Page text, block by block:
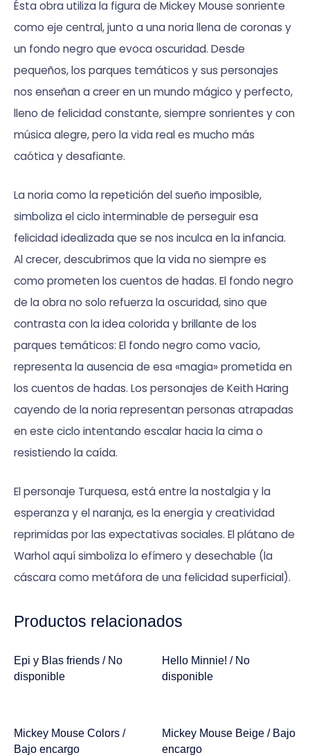
Ésta obra utiliza la figura de Mickey Mouse sonriente
como eje central, junto a una noria llena de coronas y
un fondo negro que evoca oscuridad. Desde
pequeños, los parques temáticos y sus personajes
nos enseñan a creer en un mundo mágico y perfecto,
lleno de felicidad constante, siempre sonrientes y con
música alegre, pero la vida real es mucho más
caótica y desafiante.
La noria como la repetición del sueño imposible,
simboliza el ciclo interminable de perseguir esa
felicidad idealizada que se nos inculca en la infancia.
Al crecer, descubrimos que la vida no siempre es
como prometen los cuentos de hadas. El fondo negro
de la obra no solo refuerza la oscuridad, sino que
contrasta con la idea colorida y brillante de los
parques temáticos: El fondo negro como vacío,
representa la ausencia de esa «magia» prometida en
los cuentos de hadas. Los personajes de Keith Haring
cayendo de la noria representan personas atrapadas
en este ciclo intentando escalar hacia la cima o
resistiendo la caída.
El personaje Turquesa, está entre la nostalgia y la
esperanza y el naranja, es la energía y creatividad
reprimidas por las expectativas sociales. El plátano de
Warhol aquí simboliza lo efímero y desechable (la
cáscara como metáfora de una felicidad superficial).
Productos relacionados
Epi y Blas friends / No
disponible
Hello Minnie! / No
disponible
Mickey Mouse Colors /
Bajo encargo
Mickey Mouse Beige / Bajo
encargo